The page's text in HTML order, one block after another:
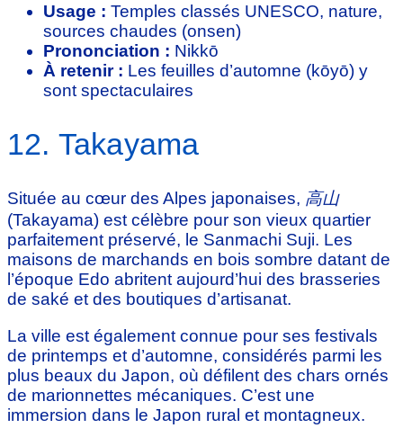
Usage : Temples classés UNESCO, nature,
sources chaudes (onsen)
Prononciation : Nikkō
À retenir : Les feuilles d’automne (kōyō) y
sont spectaculaires
12. Takayama
Située au cœur des Alpes japonaises, 高山
(Takayama) est célèbre pour son vieux quartier
parfaitement préservé, le Sanmachi Suji. Les
maisons de marchands en bois sombre datant de
l’époque Edo abritent aujourd’hui des brasseries
de saké et des boutiques d’artisanat.
La ville est également connue pour ses festivals
de printemps et d’automne, considérés parmi les
plus beaux du Japon, où défilent des chars ornés
de marionnettes mécaniques. C’est une
immersion dans le Japon rural et montagneux.